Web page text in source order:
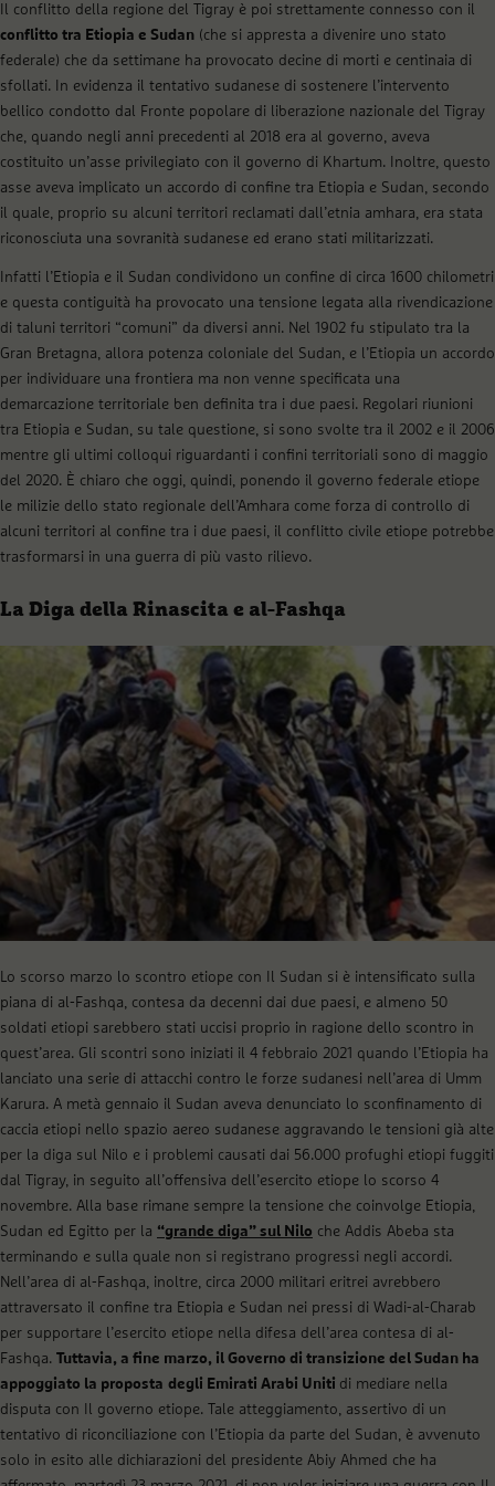
Il conflitto della regione del Tigray è poi strettamente connesso con il
conflitto tra Etiopia e Sudan (che si appresta a divenire uno stato
federale) che da settimane ha provocato decine di morti e centinaia di
sfollati. In evidenza il tentativo sudanese di sostenere l’intervento
bellico condotto dal Fronte popolare di liberazione nazionale del Tigray
che, quando negli anni precedenti al 2018 era al governo, aveva
costituito un’asse privilegiato con il governo di Khartum. Inoltre, questo
asse aveva implicato un accordo di confine tra Etiopia e Sudan, secondo
il quale, proprio su alcuni territori reclamati dall’etnia amhara, era stata
riconosciuta una sovranità sudanese ed erano stati militarizzati.
Infatti l’Etiopia e il Sudan condividono un confine di circa 1600 chilometri
e questa contiguità ha provocato una tensione legata alla rivendicazione
di taluni territori “comuni” da diversi anni. Nel 1902 fu stipulato tra la
Gran Bretagna, allora potenza coloniale del Sudan, e l’Etiopia un accordo
per individuare una frontiera ma non venne specificata una
demarcazione territoriale ben definita tra i due paesi. Regolari riunioni
tra Etiopia e Sudan, su tale questione, si sono svolte tra il 2002 e il 2006
mentre gli ultimi colloqui riguardanti i confini territoriali sono di maggio
del 2020. È chiaro che oggi, quindi, ponendo il governo federale etiope
le milizie dello stato regionale dell’Amhara come forza di controllo di
alcuni territori al confine tra i due paesi, il conflitto civile etiope potrebbe
trasformarsi in una guerra di più vasto rilievo.
La Diga della Rinascita e al-Fashqa
Lo scorso marzo lo scontro etiope con Il Sudan si è intensificato sulla
piana di al-Fashqa, contesa da decenni dai due paesi, e almeno 50
soldati etiopi sarebbero stati uccisi proprio in ragione dello scontro in
quest’area. Gli scontri sono iniziati il 4 febbraio 2021 quando l’Etiopia ha
lanciato una serie di attacchi contro le forze sudanesi nell’area di Umm
Karura. A metà gennaio il Sudan aveva denunciato lo sconfinamento di
caccia etiopi nello spazio aereo sudanese aggravando le tensioni già alte
per la diga sul Nilo e i problemi causati dai 56.000 profughi etiopi fuggiti
dal Tigray, in seguito all’offensiva dell’esercito etiope lo scorso 4
novembre. Alla base rimane sempre la tensione che coinvolge Etiopia,
Sudan ed Egitto per la “grande diga” sul Nilo che Addis Abeba sta
terminando e sulla quale non si registrano progressi negli accordi.
Nell’area di al-Fashqa, inoltre, circa 2000 militari eritrei avrebbero
attraversato il confine tra Etiopia e Sudan nei pressi di Wadi-al-Charab
per supportare l’esercito etiope nella difesa dell’area contesa di al-
Fashqa. Tuttavia, a fine marzo, il Governo di transizione del Sudan ha
appoggiato la proposta degli Emirati Arabi Uniti di mediare nella
disputa con Il governo etiope. Tale atteggiamento, assertivo di un
tentativo di riconciliazione con l’Etiopia da parte del Sudan, è avvenuto
solo in esito alle dichiarazioni del presidente Abiy Ahmed che ha